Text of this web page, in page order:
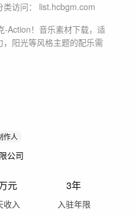
访问： list.hcbgm.com
Action！ 音乐素材下载，适
，阳光等风格主题的配乐需
作人
公司
元
收入
3年
入驻年限